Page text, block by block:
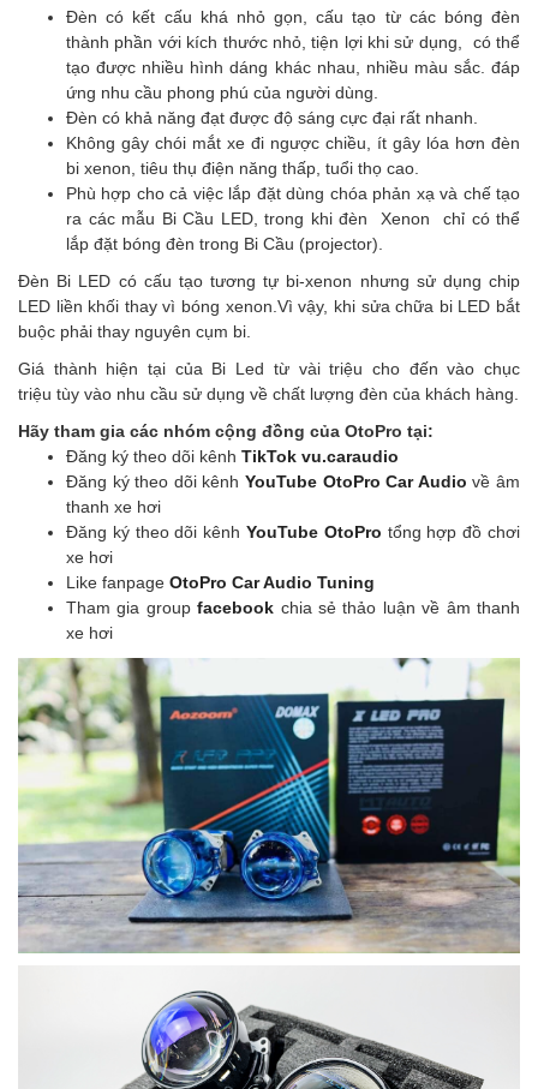
Đèn có kết cấu khá nhỏ gọn, cấu tạo từ các bóng đèn
thành phần với kích thước nhỏ, tiện lợi khi sử dụng, có thể
tạo được nhiều hình dáng khác nhau, nhiều màu sắc. đáp
ứng nhu cầu phong phú của người dùng.
Đèn có khả năng đạt được độ sáng cực đại rất nhanh.
Không gây chói mắt xe đi ngược chiều, ít gây lóa hơn đèn
bi xenon, tiêu thụ điện năng thấp, tuổi thọ cao.
Phù hợp cho cả việc lắp đặt dùng chóa phản xạ và chế tạo
ra các mẫu Bi Cầu LED, trong khi đèn Xenon chỉ có thể
lắp đặt bóng đèn trong Bi Cầu (projector).
Đèn Bi LED có cấu tạo tương tự bi-xenon nhưng sử dụng chip
LED liền khối thay vì bóng xenon.Vì vậy, khi sửa chữa bi LED bắt
buộc phải thay nguyên cụm bi.
Giá thành hiện tại của Bi Led từ vài triệu cho đến vào chục
triệu tùy vào nhu cầu sử dụng về chất lượng đèn của khách hàng.
Hãy tham gia các nhóm cộng đồng của OtoPro tại:
Đăng ký theo dõi kênh TikTok vu.caraudio
Đăng ký theo dõi kênh YouTube OtoPro Car Audio về âm
thanh xe hơi
Đăng ký theo dõi kênh YouTube OtoPro tổng hợp đồ chơi
xe hơi
Like fanpage OtoPro Car Audio Tuning
Tham gia groupfacebook chia sẻ thảo luận về âm thanh
xe hơi